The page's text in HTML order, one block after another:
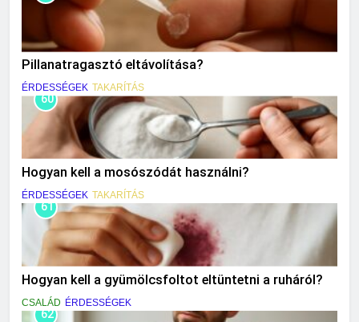
Pillanatragasztó eltávolítása?
ÉRDESSÉGEK TAKARÍTÁS
60
Hogyan kell a mosószódát használni?
ÉRDESSÉGEK TAKARÍTÁS
61
Hogyan kell a gyümölcsfoltot eltüntetni a ruháról?
CSALÁD ÉRDESSÉGEK
62